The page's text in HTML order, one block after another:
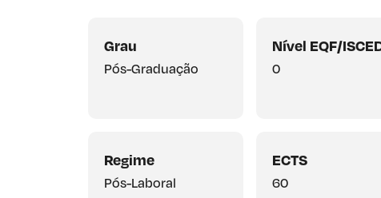
Grau
Pós-Graduação
Nível EQF/
0
Regime
Pós-Laboral
ECTS
60